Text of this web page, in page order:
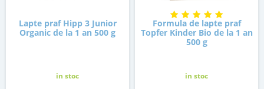
Lapte praf Hipp 3 Junior
Organic de la 1 an 500 g
in stoc
Formula de lapte praf
Topfer Kinder Bio de la 1 an
500 g
in stoc